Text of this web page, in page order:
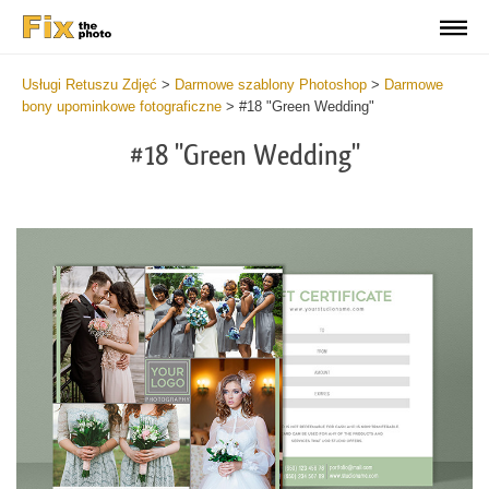
Usługi Retuszu Zdjęć > Darmowe szablony Photoshop > Darmowe
bony upominkowe fotograficzne > #18 "Green Wedding"
#18 "Green Wedding"